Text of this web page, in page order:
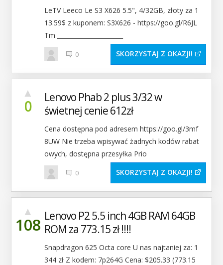
LeTV Leeco Le S3 X626 5.5", 4/32GB, złoty za 1
13.59$ z kuponem: S3X626 - https://goo.gl/R6JL
Tm ______________________
0 SKORZYSTAJ Z OKAZJI
0
▲
Lenovo Phab 2 plus 3/32 w
świetnej cenie 612zł
Cena dostępna pod adresem https://goo.gl/3mf
8UW Nie trzeba wpisywać żadnych kodów rabat
owych, dostępna przesyłka Prio
0 SKORZYSTAJ Z OKAZJI
108
▲
Lenovo P2 5.5 inch 4GB RAM 64GB
ROM za 773.15 zł !!!!
Snapdragon 625 Octa core U nas najtaniej za: 1
344 zł Z kodem: 7p264G Cena: $205.33 (773.15